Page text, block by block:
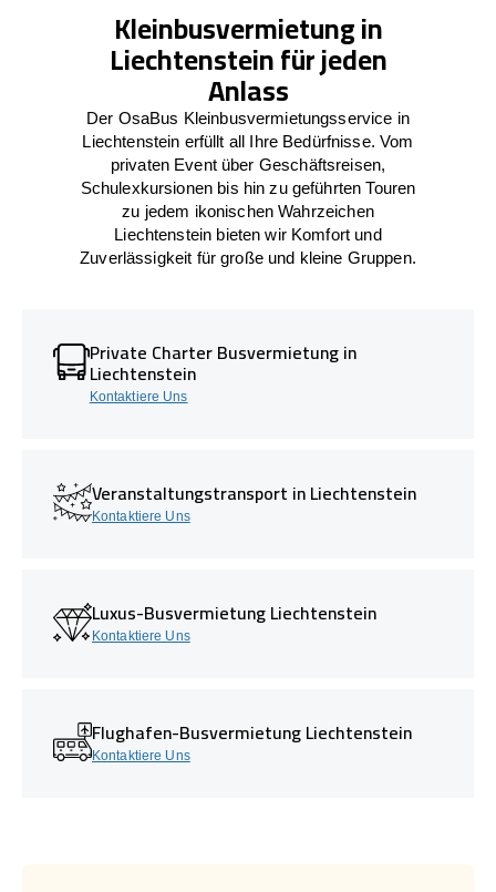
Kleinbusvermietung in
Liechtenstein für jeden
Anlass
Der OsaBus Kleinbusvermietungsservice in
Liechtenstein erfüllt all Ihre Bedürfnisse. Vom
privaten Event über Geschäftsreisen,
Schulexkursionen bis hin zu geführten Touren
zu jedem ikonischen Wahrzeichen
Liechtenstein bieten wir Komfort und
Zuverlässigkeit für große und kleine Gruppen.
Private Charter Busvermietung in
Liechtenstein
Kontaktiere Uns
Veranstaltungstransport in Liechtenstein
Kontaktiere Uns
Luxus-Busvermietung Liechtenstein
Kontaktiere Uns
Flughafen-Busvermietung Liechtenstein
Kontaktiere Uns